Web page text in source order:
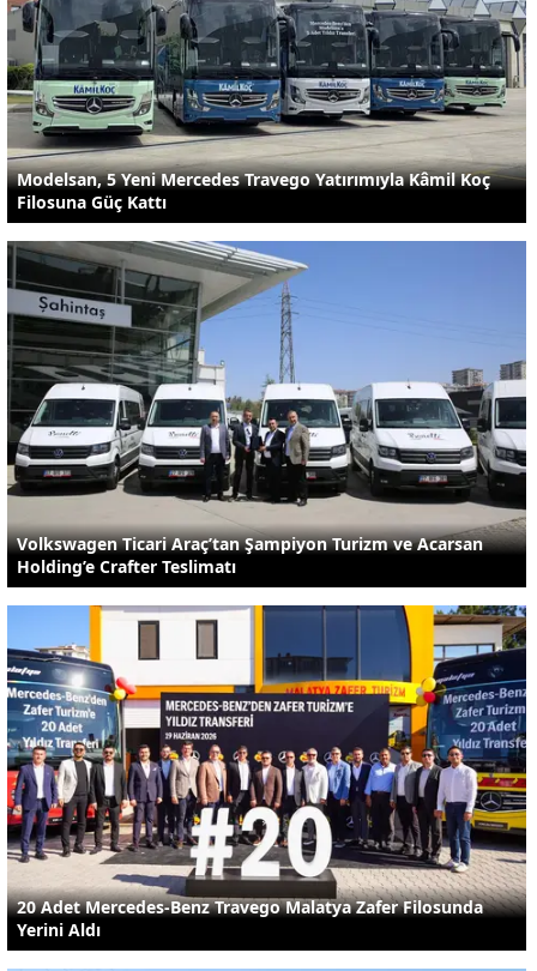
Modelsan, 5 Yeni Mercedes Travego Yatırımıyla Kâmil Koç
Filosuna Güç Kattı
Volkswagen Ticari Araç’tan Şampiyon Turizm ve Acarsan
Holding’e Crafter Teslimatı
20 Adet Mercedes-Benz Travego Malatya Zafer Filosunda
Yerini Aldı